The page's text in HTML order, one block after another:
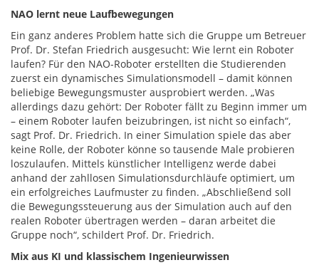
NAO lernt neue Laufbewegungen
Ein ganz anderes Problem hatte sich die Gruppe um Betreuer
Prof. Dr. Stefan Friedrich ausgesucht: Wie lernt ein Roboter
laufen? Für den NAO-Roboter erstellten die Studierenden
zuerst ein dynamisches Simulationsmodell – damit können
beliebige Bewegungsmuster ausprobiert werden. „Was
allerdings dazu gehört: Der Roboter fällt zu Beginn immer um
– einem Roboter laufen beizubringen, ist nicht so einfach“,
sagt Prof. Dr. Friedrich. In einer Simulation spiele das aber
keine Rolle, der Roboter könne so tausende Male probieren
loszulaufen. Mittels künstlicher Intelligenz werde dabei
anhand der zahllosen Simulationsdurchläufe optimiert, um
ein erfolgreiches Laufmuster zu finden. „Abschließend soll
die Bewegungssteuerung aus der Simulation auch auf den
realen Roboter übertragen werden – daran arbeitet die
Gruppe noch“, schildert Prof. Dr. Friedrich.
Mix aus KI und klassischem Ingenieurwissen